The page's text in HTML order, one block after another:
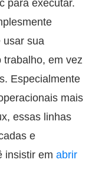
para executar.
usar sua
trabalho, em vez
Especialmente
mais
essas linhas
e
insistir em abrir